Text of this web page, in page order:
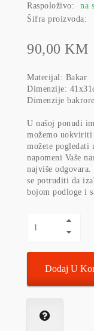
Raspoloživo: na
Šifra proizvoda:
90,00 KM
Materijal: Bakar
Dimenzije:
Dimenzije
U našoj ponudi
možemo
možete pogledati
napomeni Vaše
najviše
se potruditi da
bojom podloge i
Dodaj U